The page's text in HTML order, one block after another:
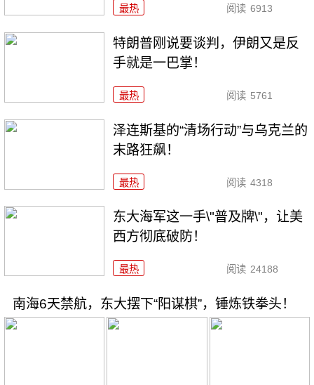
最热 阅读 6913
特朗普刚说要谈判，伊朗又是反
手就是一巴掌！
最热 阅读 5761
泽连斯基的“清场行动”与乌克兰的
末路狂飙！
最热 阅读 4318
东大海军这一手\"普及牌\"，让美
西方彻底破防！
最热 阅读 24188
南海6天禁航，东大摆下“阳谋棋”，锤炼铁拳头！